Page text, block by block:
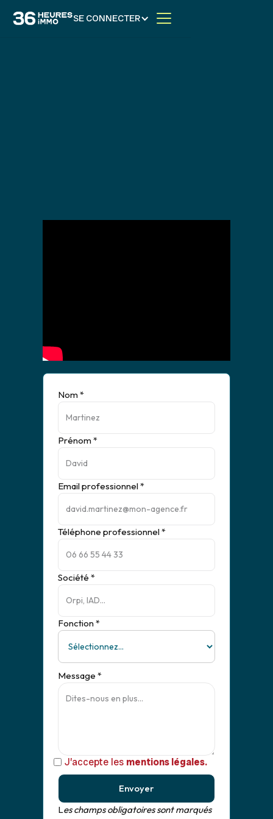
SE CONNECTER
Nom *
Prénom *
Email professionnel *
Téléphone professionnel *
Société *
Fonction *
Message *
J’accepte les mentions légales.
Envoyer
Les champs obligatoires sont marqués